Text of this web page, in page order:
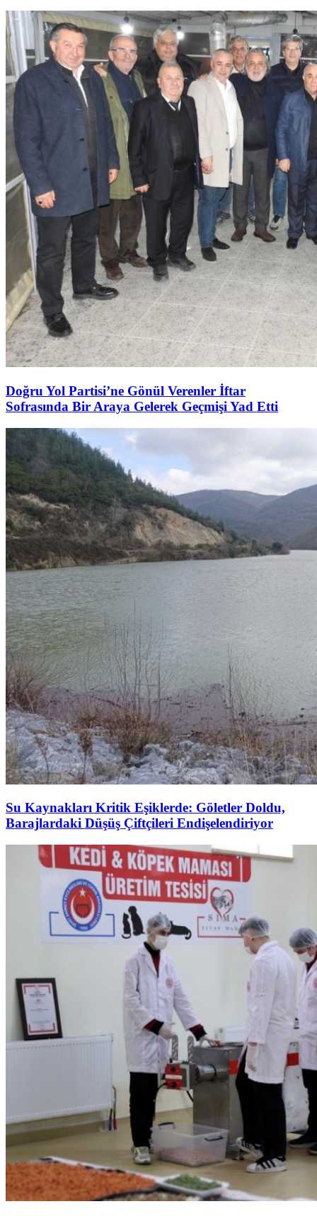
Doğru Yol Partisi’ne Gönül Verenler İftar
Sofrasında Bir Araya Gelerek Geçmişi Yad Etti
Su Kaynakları Kritik Eşiklerde: Göletler Doldu,
Barajlardaki Düşüş Çiftçileri Endişelendiriyor